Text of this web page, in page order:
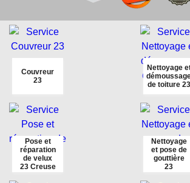
Couvreur
23
Nettoyage
de toiture 23
Pose et
réparation
de velux
23 Creuse
Nettoyage
et pose de
gouttière
23